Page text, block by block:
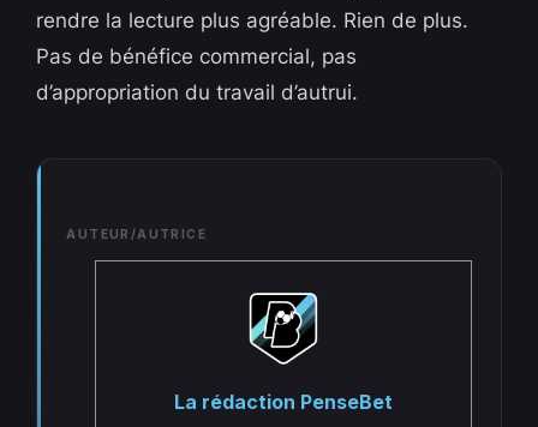
rendre la lecture plus agréable. Rien de plus.
Pas de bénéfice commercial, pas
d’appropriation du travail d’autrui.
AUTEUR/AUTRICE
La rédaction PenseBet